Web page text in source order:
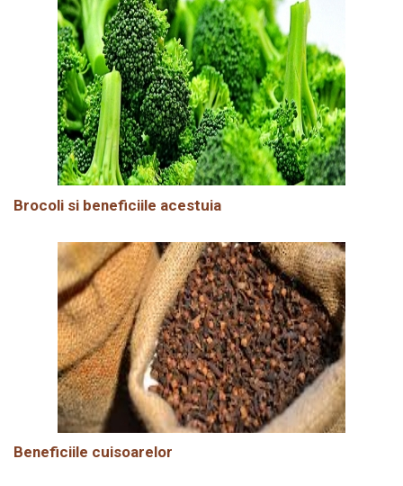
Brocoli si beneficiile acestuia
Beneficiile cuisoarelor